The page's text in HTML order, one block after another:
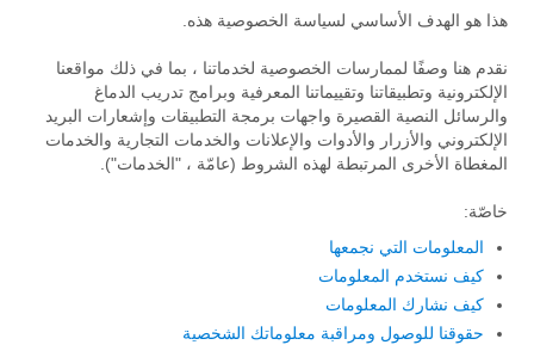
هذا هو الهدف الأساسي لسياسة الخصوصية هذه.
نقدم هنا وصفًا لممارسات الخصوصية لخدماتنا ، بما في ذلك مواقعنا
الإلكترونية وتطبيقاتنا وتقييماتنا المعرفية وبرامج تدريب الدماغ
والرسائل النصية القصيرة واجهات برمجة التطبيقات وإشعارات البريد
الإلكتروني والأزرار والأدوات والإعلانات والخدمات التجارية والخدمات
المغطاة الأخرى المرتبطة لهذه الشروط (عامّة ، "الخدمات").
خاصّة:
المعلومات التي نجمعها
كيف نستخدم المعلومات
كيف نشارك المعلومات
حقوقنا للوصول ومراقبة معلوماتك الشخصية